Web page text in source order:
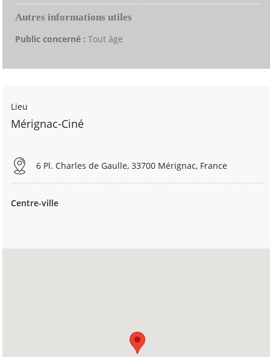
Autres informations utiles
Public concerné : Tout âge
Lieu
Mérignac-Ciné
6 Pl. Charles de Gaulle, 33700 Mérignac, France
Centre-ville